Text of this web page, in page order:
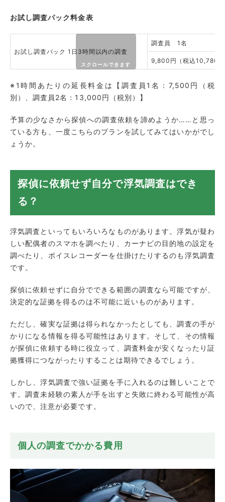
お試し調査パック料金表
お試し調査パック 1日3時間以内の調査
調査員 1名
9,800円（税込10,780
※1時間あたりの延長料金は【調査員1名：7,500円（税
別）、調査員2名：13,000円（税別）】
予算の少なさから探偵への調査依頼を諦めようか……と思っ
ている方も、一度こちらのプランを試してみてはいかがでし
ょうか。
探偵に依頼せず自分で浮気調査はでき
る？
浮気調査といってもいろいろなものがあります。浮気が疑わ
しい配偶者のスマホを調べたり、カーナビの目的地の設定を
調べたり、ボイスレコーダーを仕掛けたりするのも浮気調査
です。
探偵に依頼せずに自分でできる範囲の調査なら可能ですが、
決定的な証拠を得るのは不可能に近いものがあります。
ただし、確実な証拠は得られなかったとしても、調査の手が
かりになる情報を得る可能性はあります。そして、その情報
が探偵に依頼する時に役立って、調査料金が安くなったり証
拠獲得につながったりすることは期待できるでしょう。
しかし、浮気調査で強い証拠を手に入れるのは難しいことで
す。調査未経験の素人が手を出すと失敗に終わる可能性が高
いので、注意が必要です。
個人の調査でかかる費用